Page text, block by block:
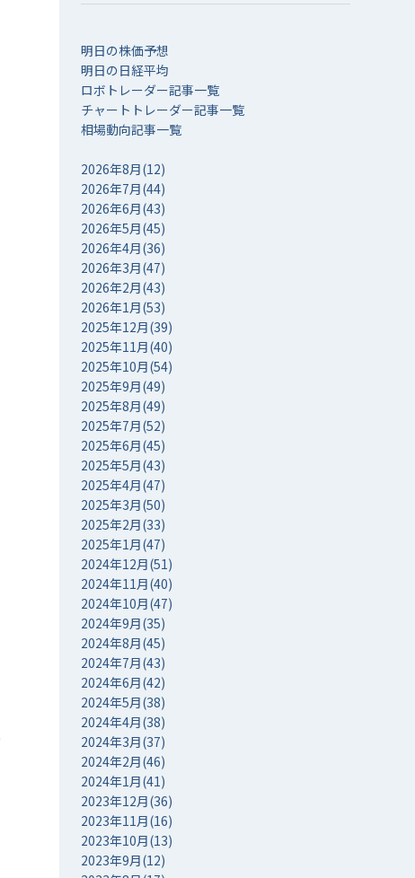
明日の株価予想
明日の日経平均
ロボトレーダー記事一覧
チャートトレーダー記事一覧
相場動向記事一覧
2026年8月(12)
2026年7月(44)
2026年6月(43)
2026年5月(45)
2026年4月(36)
2026年3月(47)
2026年2月(43)
2026年1月(53)
2025年12月(39)
2025年11月(40)
2025年10月(54)
2025年9月(49)
2025年8月(49)
2025年7月(52)
2025年6月(45)
2025年5月(43)
2025年4月(47)
2025年3月(50)
2025年2月(33)
2025年1月(47)
2024年12月(51)
2024年11月(40)
2024年10月(47)
2024年9月(35)
2024年8月(45)
2024年7月(43)
2024年6月(42)
2024年5月(38)
2024年4月(38)
2024年3月(37)
2024年2月(46)
2024年1月(41)
2023年12月(36)
2023年11月(16)
2023年10月(13)
2023年9月(12)